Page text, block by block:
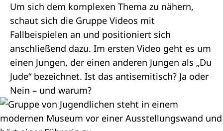
Um sich dem komplexen Thema zu nähern,
schaut sich die Gruppe Videos mit
Fallbeispielen an und positioniert sich
anschließend dazu. Im ersten Video geht es um
einen Jungen, der einen anderen Jungen als „Du
Jude“ bezeichnet. Ist das antisemitisch? Ja oder
Nein – und warum?